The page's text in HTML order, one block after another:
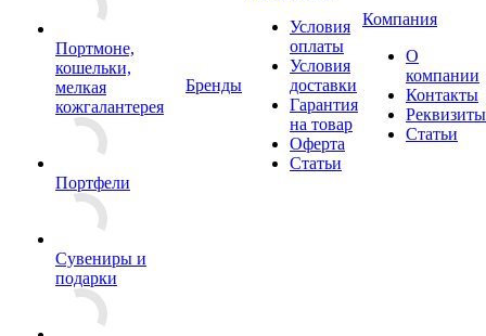
Портмоне,
кошельки,
мелкая
кожгалантерея
Портфели
Сувениры и
подарки
Бренды
Условия
оплаты
Условия
доставки
Гарантия
на товар
Оферта
Статьи
Компания
О
компании
Контакты
Реквизиты
Статьи